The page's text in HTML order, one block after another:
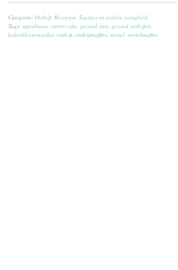
Categorie: Ontbijt, Recepten, Taartjes en andere zoetigheid
Tags: appelmoes, carrot cake, gezond eten, gezond ontbijten,
kokosbloesemsuiker, ontbijt, ontbijtmuffins, wortel, wortelmuffins